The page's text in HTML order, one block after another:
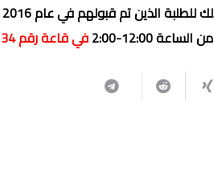
في قاعة رقم 134